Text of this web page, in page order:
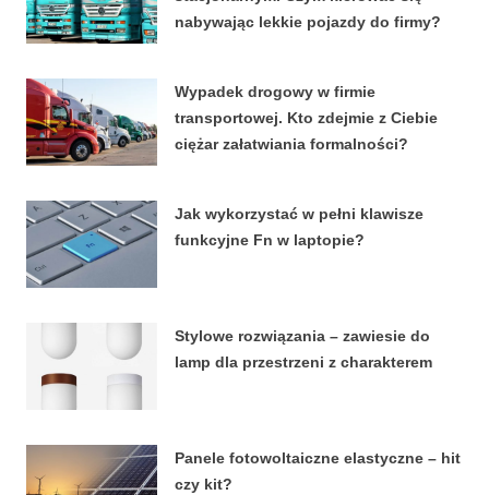
nabywając lekkie pojazdy do firmy?
Wypadek drogowy w firmie
transportowej. Kto zdejmie z Ciebie
ciężar załatwiania formalności?
Jak wykorzystać w pełni klawisze
funkcyjne Fn w laptopie?
Stylowe rozwiązania – zawiesie do
lamp dla przestrzeni z charakterem
Panele fotowoltaiczne elastyczne – hit
czy kit?